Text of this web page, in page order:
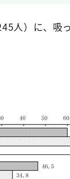
人）に、吸